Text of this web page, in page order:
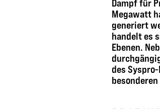
Dampf für
Megawatt
generiert
handelt es
Ebenen.
des